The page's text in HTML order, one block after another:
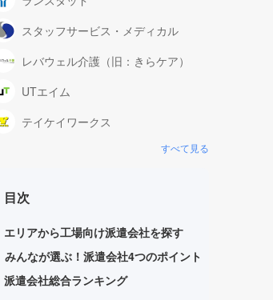
スタッフサービス・メディカル
レバウェル介護（旧：きらケア）
UTエイム
テイケイワークス
すべて見る
目次
エリアから工場向け派遣会社を探す
みんなが選ぶ！派遣会社4つのポイント
派遣会社総合ランキング